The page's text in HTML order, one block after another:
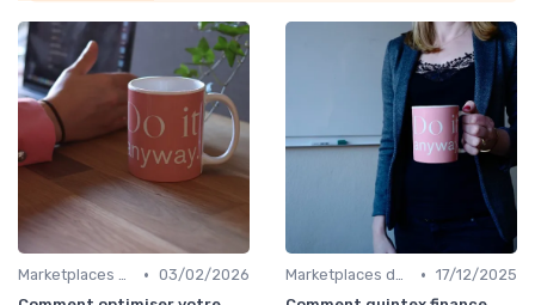
Marketplaces de leadgen • 03/02/2026
Marketplaces de leadgen • 17/12/2025